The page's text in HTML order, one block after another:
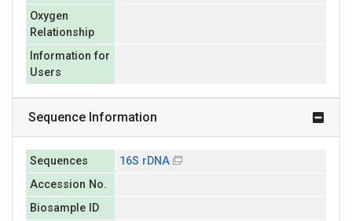
Oxygen
Relationship
Information for
Users
Sequence Information
Sequences
16S rDNA
Accession No.
Biosample ID